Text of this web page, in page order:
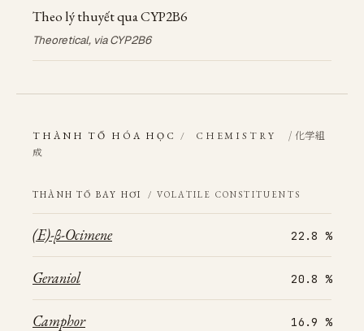
Theo lý thuyết qua CYP2B6
Theoretical, via CYP2B6
THÀNH TỐ HÓA HỌC / CHEMISTRY
/ 化学組
成
THÀNH TỐ BAY HƠI / VOLATILE CONSTITUENTS
(E)-β-Ocimene 22.8 %
Geraniol 20.8 %
Camphor 16.9 %